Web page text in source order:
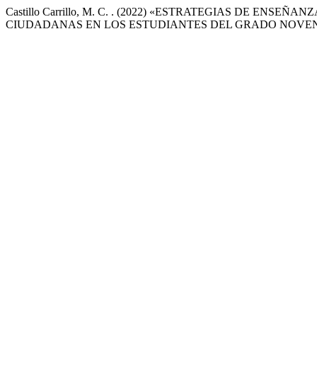
Castillo Carrillo, M. C. . (2022) «ESTRATEGIAS DE
CIUDADANAS EN LOS ESTUDIANTES DEL GRADO